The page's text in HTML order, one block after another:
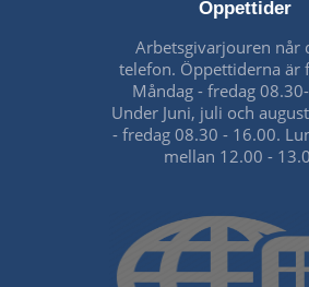
Öppettider
Arbetsgivarjouren når
telefon. Öppettiderna är
Måndag - fredag
Under Juni, juli och
- fredag 08.30 - 16.00.
mellan 12.00 -